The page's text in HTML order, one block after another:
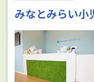
みなとみらい小